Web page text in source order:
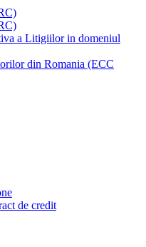
a Litigiilor in domeniul
din Romania (ECC
de credit